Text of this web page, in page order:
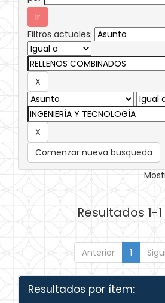
Filtros actuales:
Comenzar nueva busqueda
Resultados 1-1
Anterior 1
Resultados por ítem: